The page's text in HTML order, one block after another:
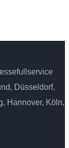
Düsseldorf,
Hannover, Köln,